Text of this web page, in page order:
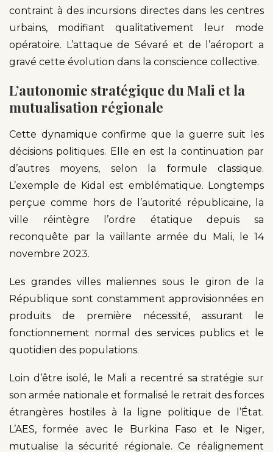
contraint à des incursions directes dans les centres
urbains, modifiant qualitativement leur mode
opératoire. L’attaque de Sévaré et de l’aéroport a
gravé cette évolution dans la conscience collective.
L’autonomie stratégique du Mali et la
mutualisation régionale
Cette dynamique confirme que la guerre suit les
décisions politiques. Elle en est la continuation par
d’autres moyens, selon la formule classique.
L’exemple de Kidal est emblématique. Longtemps
perçue comme hors de l’autorité républicaine, la
ville réintègre l’ordre étatique depuis sa
reconquête par la vaillante armée du Mali, le 14
novembre 2023.
Les grandes villes maliennes sous le giron de la
République sont constamment approvisionnées en
produits de première nécessité, assurant le
fonctionnement normal des services publics et le
quotidien des populations.
Loin d’être isolé, le Mali a recentré sa stratégie sur
son armée nationale et formalisé le retrait des forces
étrangères hostiles à la ligne politique de l’État.
L’AES, formée avec le Burkina Faso et le Niger,
mutualise la sécurité régionale. Ce réalignement